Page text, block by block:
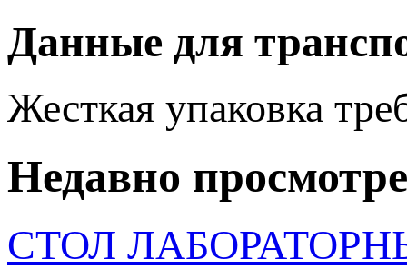
Данные для
Жесткая упаковка
Недавно
СТОЛ